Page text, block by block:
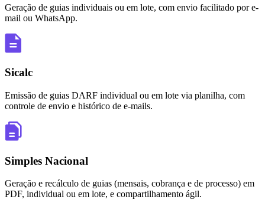
Geração de guias individuais ou em lote, com envio facilitado por e-
mail ou WhatsApp.
Sicalc
Emissão de guias DARF individual ou em lote via planilha, com
controle de envio e histórico de e-mails.
Simples Nacional
Geração e recálculo de guias (mensais, cobrança e de processo) em
PDF, individual ou em lote, e compartilhamento ágil.